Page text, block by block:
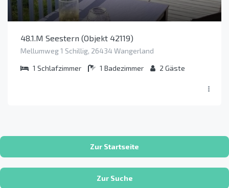
48.1.M Seestern (Objekt 42119)
Mellumweg 1 Schillig, 26434 Wangerland
1 Schlafzimmer 1 Badezimmer 2 Gäste
Zur Startseite
Zur Suche